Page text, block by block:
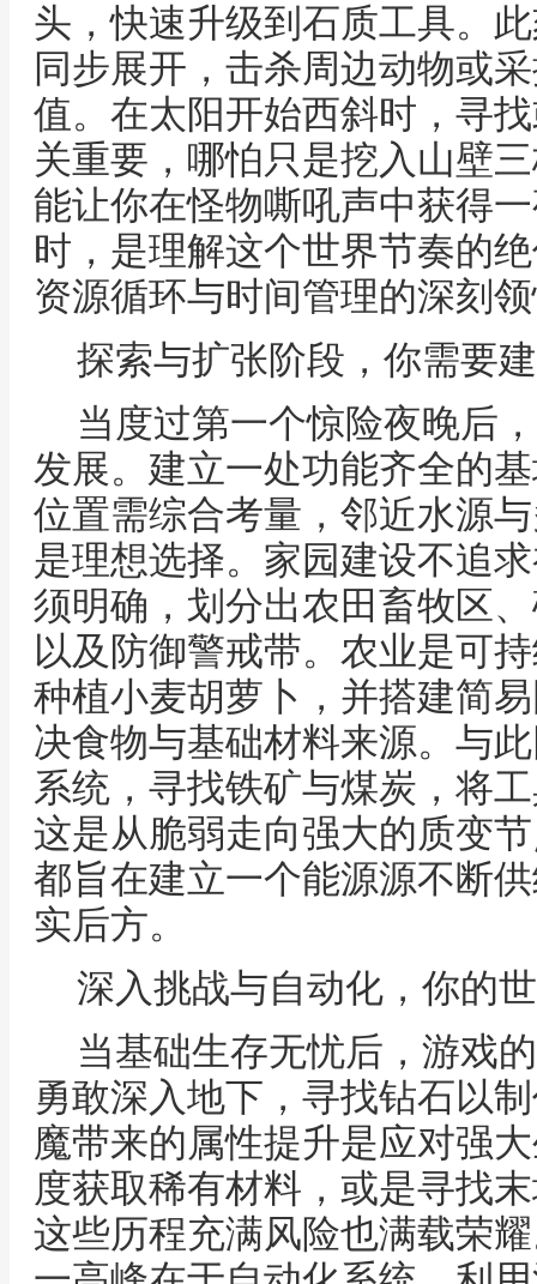
头，快速升级到石质工具。
同步展开，击杀周边动物或
值。在太阳开始西斜时，寻
关重要，哪怕只是挖入山壁
能让你在怪物嘶吼声中获得
时，是理解这个世界节奏的
资源循环与时间管理的深刻
探索与扩张阶段，你需要
当度过第一个惊险夜晚后
发展。建立一处功能齐全的
位置需综合考量，邻近水源
是理想选择。家园建设不追
须明确，划分出农田畜牧区
以及防御警戒带。农业是可
种植小麦胡萝卜，并搭建简
决食物与基础材料来源。与
系统，寻找铁矿与煤炭，将
这是从脆弱走向强大的质变
都旨在建立一个能源源不断
实后方。
深入挑战与自动化，你的
当基础生存无忧后，游戏
勇敢深入地下，寻找钻石以
魔带来的属性提升是应对强
度获取稀有材料，或是寻找
这些历程充满风险也满载荣